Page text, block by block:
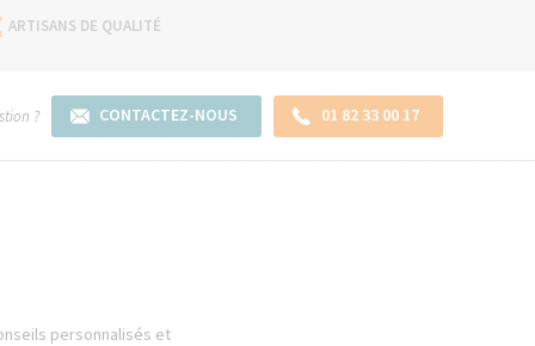
ARTISANS DE QUALITÉ
? CONTACTEZ-NOUS 01 82 33 00 17
personnalisés et